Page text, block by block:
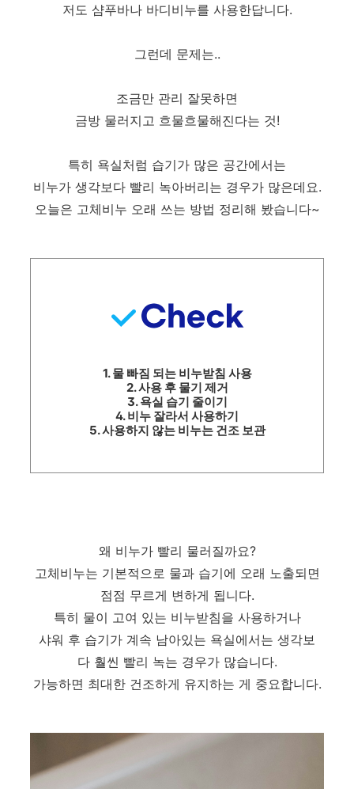
저도 샴푸바나 바디비누를 사용한답니다.
그런데 문제는..
조금만 관리 잘못하면
금방 물러지고 흐물흐물해진다는 것!
특히 욕실처럼 습기가 많은 공간에서는
비누가 생각보다 빨리 녹아버리는 경우가 많은데요.
오늘은 고체비누 오래 쓰는 방법 정리해 봤습니다~
1. 물 빠짐 되는 비누받침 사용
2. 사용 후 물기 제거
3. 욕실 습기 줄이기
4. 비누 잘라서 사용하기
5. 사용하지 않는 비누는 건조 보관
왜 비누가 빨리 물러질까요?
고체비누는 기본적으로 물과 습기에 오래 노출되면
점점 무르게 변하게 됩니다.
특히 물이 고여 있는 비누받침을 사용하거나
샤워 후 습기가 계속 남아있는 욕실에서는 생각보
다 훨씬 빨리 녹는 경우가 많습니다.
가능하면 최대한 건조하게 유지하는 게 중요합니다.